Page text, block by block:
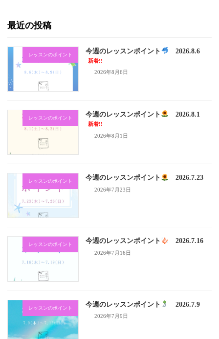
最近の投稿
レッスンのポイント 今週のレッスンポイント 2026.8.6
新着!!
2026年8月6日
レッスンのポイント 今週のレッスンポイント 2026.8.1
新着!!
2026年8月1日
レッスンのポイント 今週のレッスンポイント 2026.7.23
2026年7月23日
レッスンのポイント 今週のレッスンポイント 2026.7.16
2026年7月16日
レッスンのポイント 今週のレッスンポイント 2026.7.9
2026年7月9日